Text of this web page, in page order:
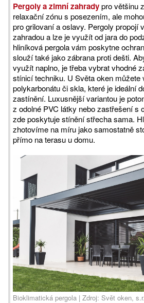
Pergoly a zimní zahradypro většinu
relaxační zónu s posezením, ale
pro grilovaní a oslavy. Pergoly propojí
zahradou a lze je využít od jara do
hliníková pergola vám poskytne
slouží také jako zábrana proti dešti.
využít naplno, je třeba vybrat vhodné
stínicí techniku. U Světa oken
polykarbonátu či skla, které je ideální
zastínění. Luxusnější variantou je
z odolné PVC látky nebo zastřešení s
zde poskytuje stínění střecha sama.
zhotovíme na míru jako samostatně
přímo na terasu u domu.
Bioklimatická pergola | Zdroj: Svět oken,